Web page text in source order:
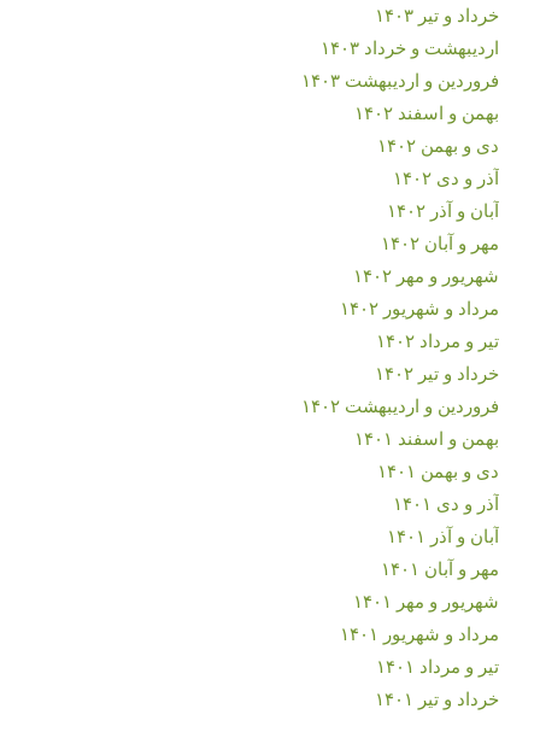
خرداد و تیر ۱۴۰۳
اردیبهشت و خرداد ۱۴۰۳
فروردین و اردیبهشت ۱۴۰۳
بهمن و اسفند ۱۴۰۲
دی و بهمن ۱۴۰۲
آذر و دی ۱۴۰۲
آبان و آذر ۱۴۰۲
مهر و آبان ۱۴۰۲
شهریور و مهر ۱۴۰۲
مرداد و شهریور ۱۴۰۲
تیر و مرداد ۱۴۰۲
خرداد و تیر ۱۴۰۲
فروردین و اردیبهشت ۱۴۰۲
بهمن و اسفند ۱۴۰۱
دی و بهمن ۱۴۰۱
آذر و دی ۱۴۰۱
آبان و آذر ۱۴۰۱
مهر و آبان ۱۴۰۱
شهریور و مهر ۱۴۰۱
مرداد و شهریور ۱۴۰۱
تیر و مرداد ۱۴۰۱
خرداد و تیر ۱۴۰۱